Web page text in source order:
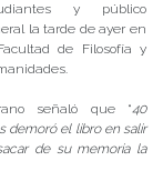
y público
la tarde de ayer en
de Filosofía y
señaló que “40
demoró el libro en salir
de su memoria la